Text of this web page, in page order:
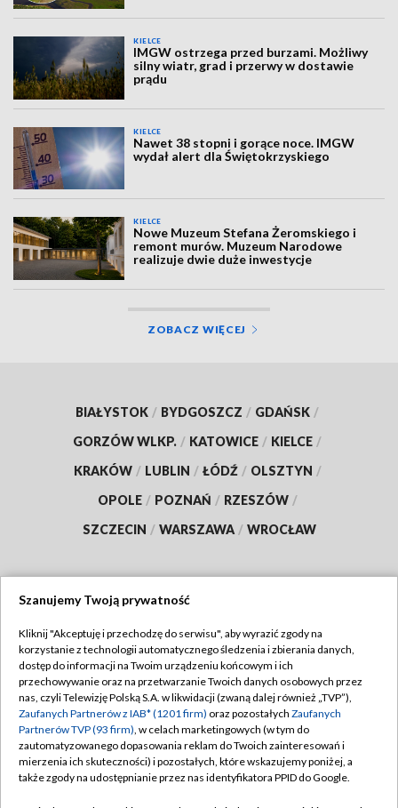
KIELCE
IMGW ostrzega przed burzami. Możliwy
silny wiatr, grad i przerwy w dostawie
prądu
KIELCE
Nawet 38 stopni i gorące noce. IMGW
wydał alert dla Świętokrzyskiego
KIELCE
Nowe Muzeum Stefana Żeromskiego i
remont murów. Muzeum Narodowe
realizuje dwie duże inwestycje
ZOBACZ WIĘCEJ
BIAŁYSTOK / BYDGOSZCZ / GDAŃSK /
GORZÓW WLKP. / KATOWICE / KIELCE /
KRAKÓW / LUBLIN / ŁÓDŹ / OLSZTYN /
OPOLE / POZNAŃ / RZESZÓW /
SZCZECIN / WARSZAWA / WROCŁAW
TVP
Abonament TVP
Emisja w TVP
Centrum informacji TVP
Naziemna Telewizja Cyfrowa
Regulamin TVP
Polityka prywatności
Moje zgody
Pomoc
Szanujemy Twoją prywatność
Kliknij "Akceptuję i przechodzę do serwisu", aby wyrazić zgody na
korzystanie z technologii automatycznego śledzenia i zbierania danych,
dostęp do informacji na Twoim urządzeniu końcowym i ich
przechowywanie oraz na przetwarzanie Twoich danych osobowych przez
nas, czyli Telewizję Polską S.A. w likwidacji (zwaną dalej również „TVP”),
Zaufanych Partnerów z IAB* (1201 firm) oraz pozostałych Zaufanych
Partnerów TVP (93 firm), w celach marketingowych (w tym do
zautomatyzowanego dopasowania reklam do Twoich zainteresowań i
mierzenia ich skuteczności) i pozostałych, które wskazujemy poniżej, a
także zgody na udostępnianie przez nas identyfikatora PPID do Google.